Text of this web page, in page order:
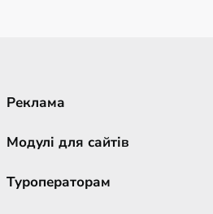
Реклама
Модулі для сайтів
Туроператорам